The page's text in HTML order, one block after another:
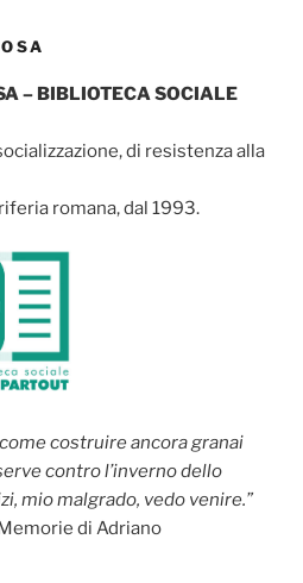
– BIBLIOTECA SOCIALE
di resistenza alla
romana, dal 1993.
costruire ancora granai
contro l’inverno dello
mio malgrado, vedo venire.”
di Adriano